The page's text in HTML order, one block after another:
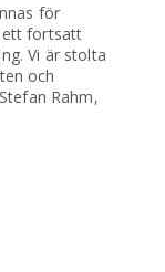
för
ett fortsatt
Vi är stolta
och
Rahm,